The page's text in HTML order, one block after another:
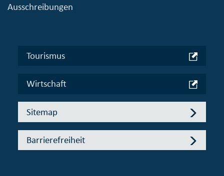
Ausschreibungen
Tourismus
Wirtschaft
Sitemap
Barrierefreiheit